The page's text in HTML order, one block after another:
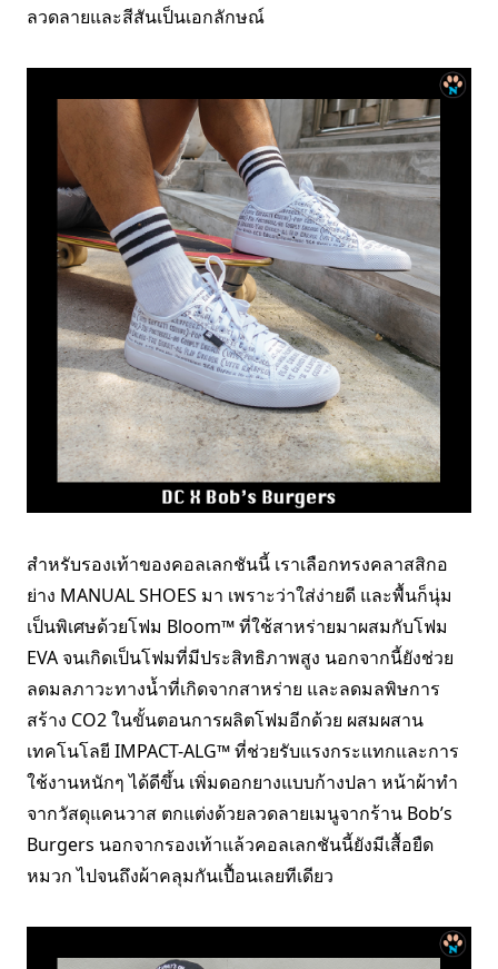
ลวดลายและสีสันเป็นเอกลักษณ์
สำหรับรองเท้าของคอลเลกชันนี้ เราเลือกทรงคลาสสิกอ
ย่าง MANUAL SHOES มา เพราะว่าใส่ง่ายดี และพื้นก็นุ่ม
เป็นพิเศษด้วยโฟม Bloom™ ที่ใช้สาหร่ายมาผสมกับโฟม
EVA จนเกิดเป็นโฟมที่มีประสิทธิภาพสูง นอกจากนี้ยังช่วย
ลดมลภาวะทางน้ำที่เกิดจากสาหร่าย และลดมลพิษการ
สร้าง CO2 ในขั้นตอนการผลิตโฟมอีกด้วย ผสมผสาน
เทคโนโลยี IMPACT-ALG™ ที่ช่วยรับแรงกระแทกและการ
ใช้งานหนักๆ ได้ดีขึ้น เพิ่มดอกยางแบบก้างปลา หน้าผ้าทำ
จากวัสดุแคนวาส ตกแต่งด้วยลวดลายเมนูจากร้าน Bob’s
Burgers นอกจากรองเท้าแล้วคอลเลกชันนี้ยังมีเสื้อยืด
หมวก ไปจนถึงผ้าคลุมกันเปื้อนเลยทีเดียว